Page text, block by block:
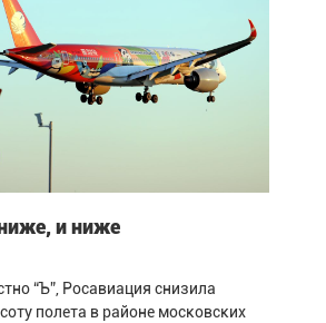
и ниже
“Ъ”, Росавиация снизила
полета в районе московских